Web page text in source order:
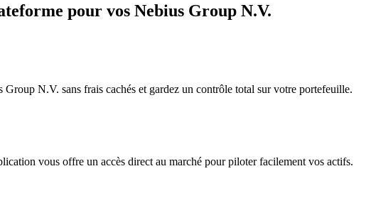
pour vos Nebius Group N.V.
Group N.V. sans frais cachés et gardez un contrôle total sur votre portefeuille.
vous offre un accès direct au marché pour piloter facilement vos actifs.